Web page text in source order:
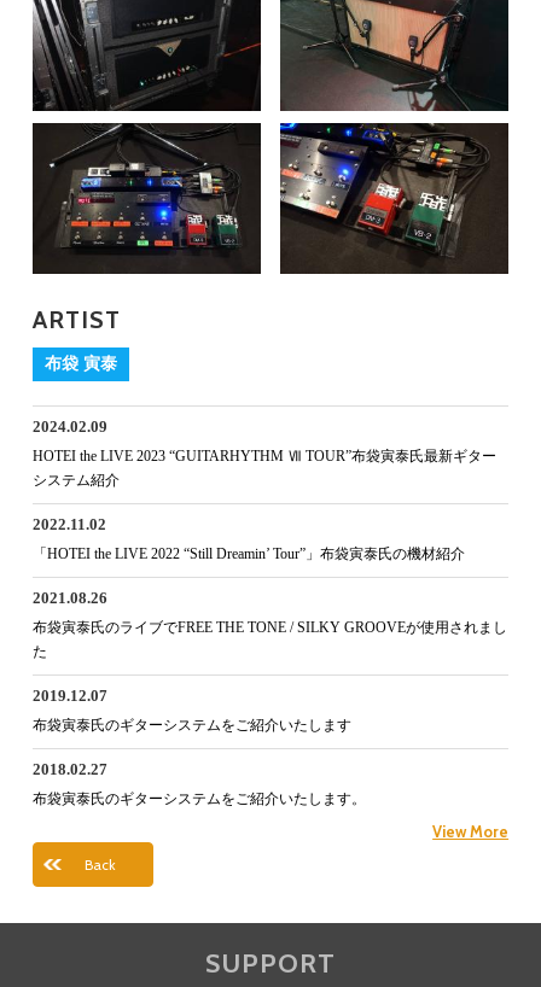
ARTIST
布袋 寅泰
2024.02.09
HOTEI the LIVE 2023 “GUITARHYTHM Ⅶ TOUR”布袋寅泰氏最新ギター
システム紹介
2022.11.02
「HOTEI the LIVE 2022 “Still Dreamin’ Tour”」布袋寅泰氏の機材紹介
2021.08.26
布袋寅泰氏のライブでFREE THE TONE / SILKY GROOVEが使用されまし
た
2019.12.07
布袋寅泰氏のギターシステムをご紹介いたします
2018.02.27
布袋寅泰氏のギターシステムをご紹介いたします。
View More
Back
SUPPORT